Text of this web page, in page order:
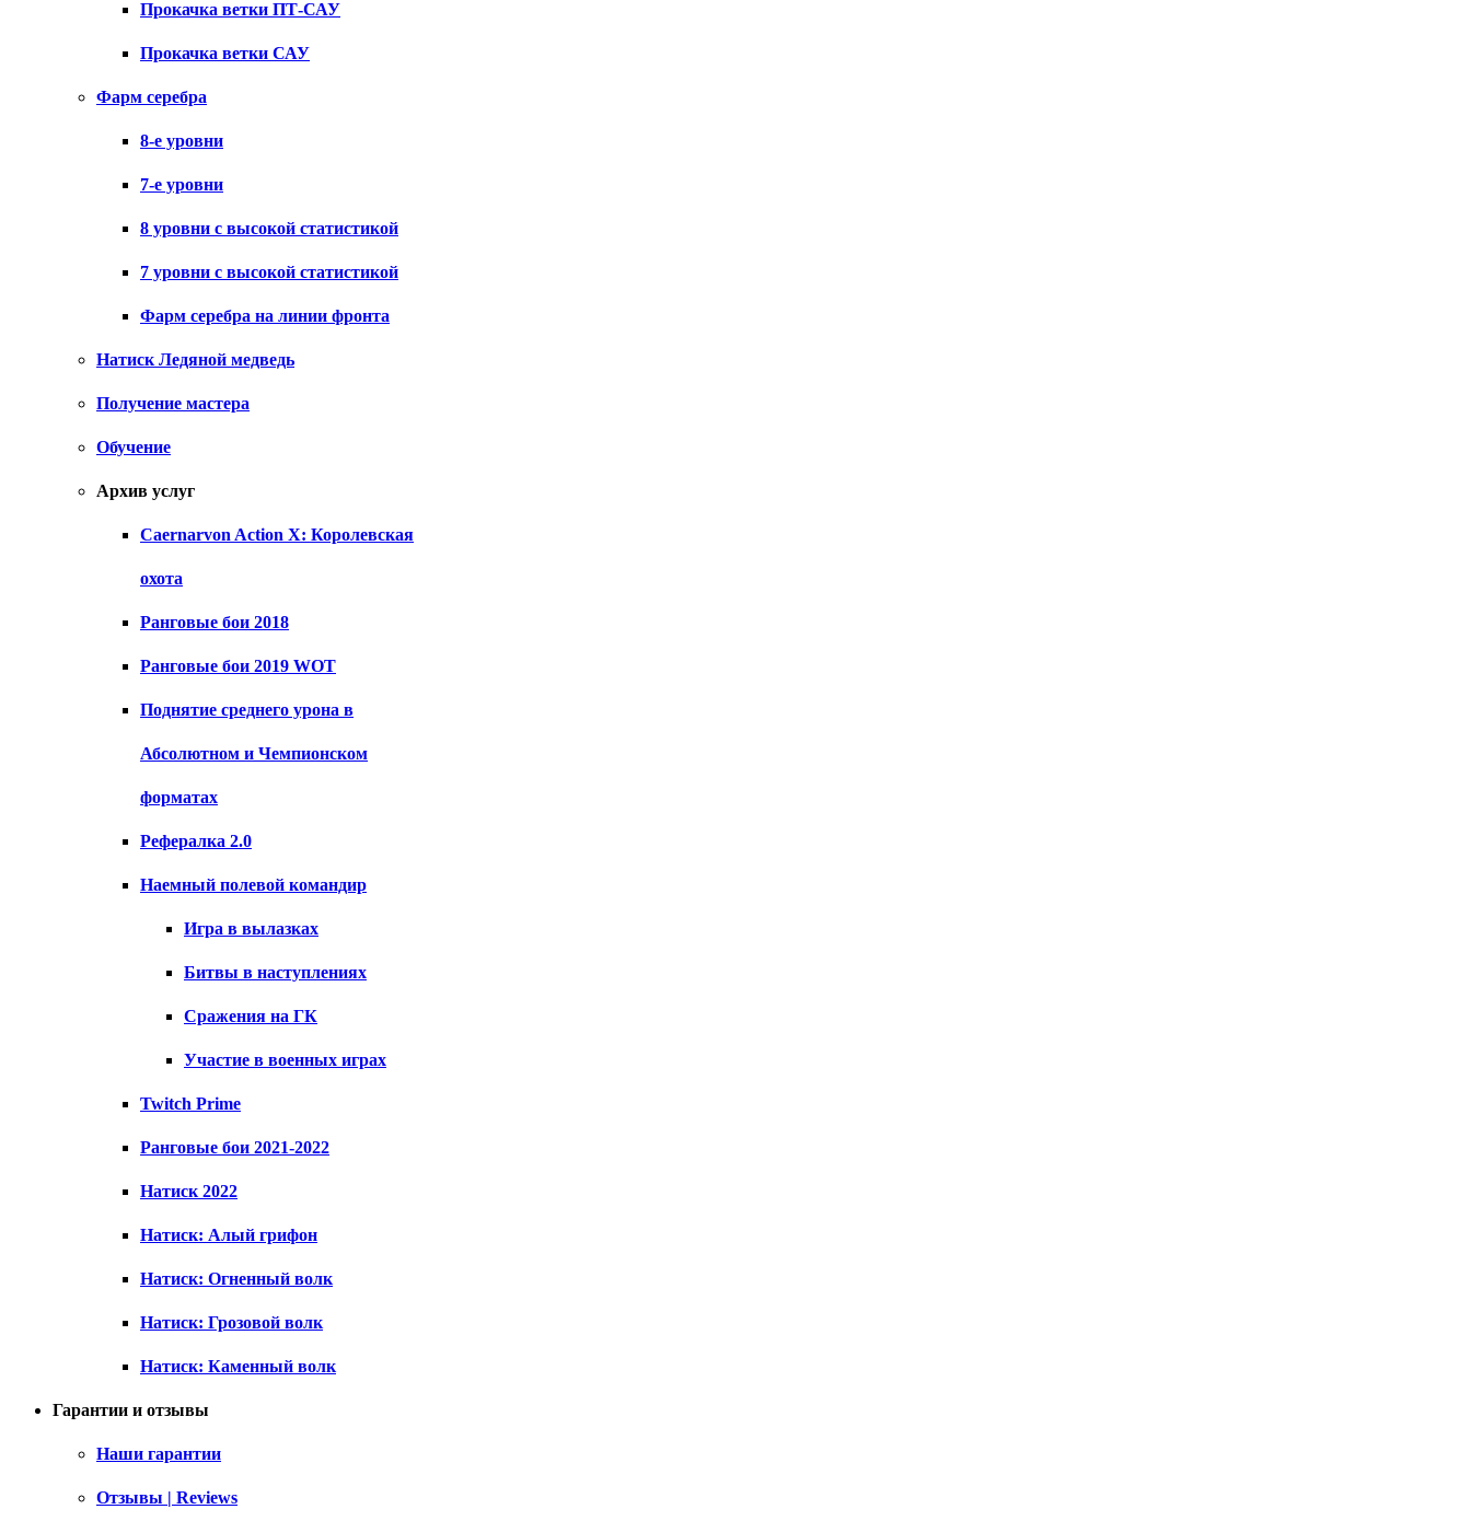
Прокачка ветки ПТ-САУ
Прокачка ветки САУ
Фарм серебра
8-е уровни
7-е уровни
8 уровни с высокой статистикой
7 уровни с высокой статистикой
Фарм серебра на линии фронта
Натиск Ледяной медведь
Получение мастера
Обучение
Архив услуг
Caernarvon Action X: Королевская
охота
Ранговые бои 2018
Ранговые бои 2019 WOT
Поднятие среднего урона в
Абсолютном и Чемпионском
форматах
Рефералка 2.0
Наемный полевой командир
Игра в вылазках
Битвы в наступлениях
Сражения на ГК
Участие в военных играх
Twitch Prime
Ранговые бои 2021-2022
Натиск 2022
Натиск: Алый грифон
Натиск: Огненный волк
Натиск: Грозовой волк
Натиск: Каменный волк
Гарантии и отзывы
Наши гарантии
Отзывы | Reviews